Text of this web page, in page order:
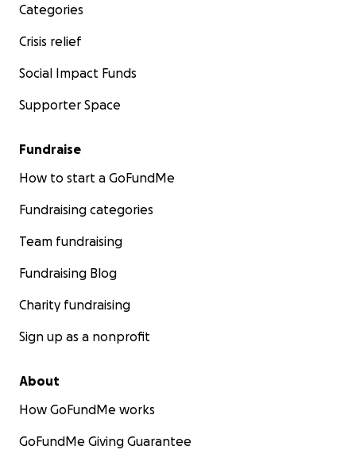
Categories
Crisis relief
Social Impact Funds
Supporter Space
Fundraise
How to start a GoFundMe
Fundraising categories
Team fundraising
Fundraising Blog
Charity fundraising
Sign up as a nonprofit
About
How GoFundMe works
GoFundMe Giving Guarantee